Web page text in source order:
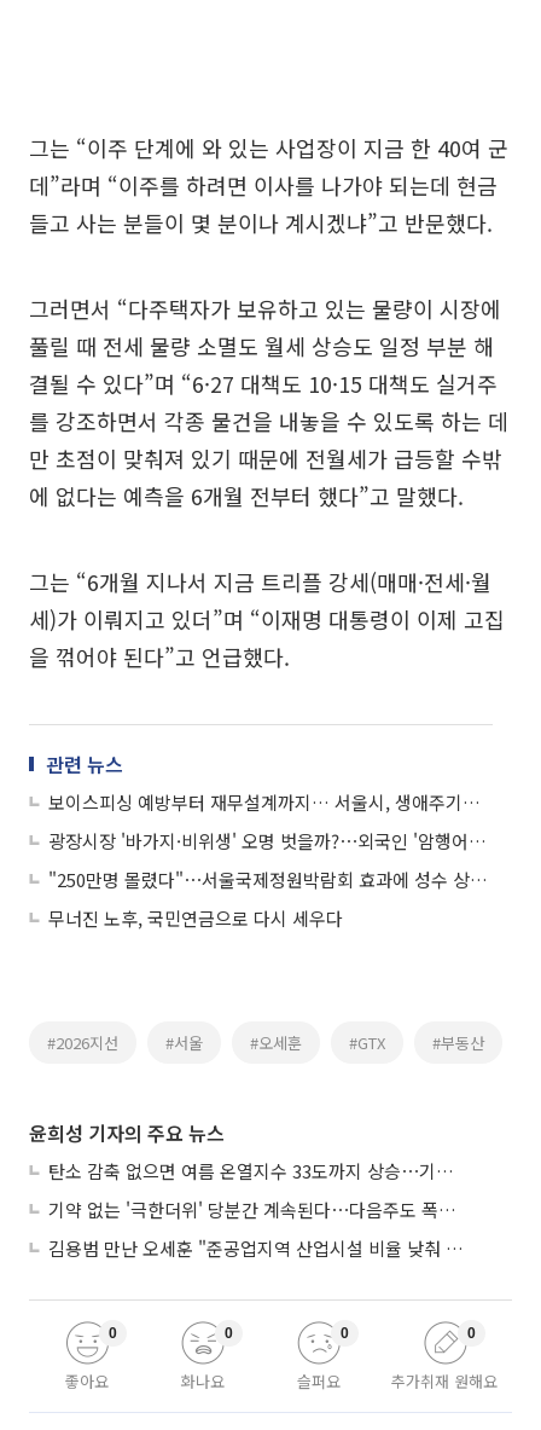
그는 “이주 단계에 와 있는 사업장이 지금 한 40여 군
데”라며 “이주를 하려면 이사를 나가야 되는데 현금
들고 사는 분들이 몇 분이나 계시겠냐”고 반문했다.
그러면서 “다주택자가 보유하고 있는 물량이 시장에
풀릴 때 전세 물량 소멸도 월세 상승도 일정 부분 해
결될 수 있다”며 “6·27 대책도 10·15 대책도 실거주
를 강조하면서 각종 물건을 내놓을 수 있도록 하는 데
만 초점이 맞춰져 있기 때문에 전월세가 급등할 수밖
에 없다는 예측을 6개월 전부터 했다”고 말했다.
그는 “6개월 지나서 지금 트리플 강세(매매·전세·월
세)가 이뤄지고 있더”며 “이재명 대통령이 이제 고집
을 꺾어야 된다”고 언급했다.
관련 뉴스
보이스피싱 예방부터 재무설계까지… 서울시, 생애주기별 맞춤 경제교육
광장시장 '바가지·비위생' 오명 벗을까?⋯외국인 '암행어사'에 노점 실명제도 도입
"250만명 몰렸다"⋯서울국제정원박람회 효과에 성수 상권 매출 31% 급증
무너진 노후, 국민연금으로 다시 세우다
#2026지선 #서울 #오세훈 #GTX #부동산
윤희성 기자의 주요 뉴스
탄소 감축 없으면 여름 온열지수 33도까지 상승⋯기상청, 2100년 미래전망
기약 없는 '극한더위' 당분간 계속된다⋯다음주도 폭염·열대야 지속
김용범 만난 오세훈 "준공업지역 산업시설 비율 낮춰 공급 늘려야"
좋아요
0
화나요
0
슬퍼요
0
추가취재 원해요
0